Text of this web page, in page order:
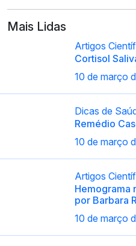
Mais Lidas
Artigos
Cortisol
10 de março
Dicas de
Remédio
10 de março
Artigos
Hemograma
por Barbara
10 de março